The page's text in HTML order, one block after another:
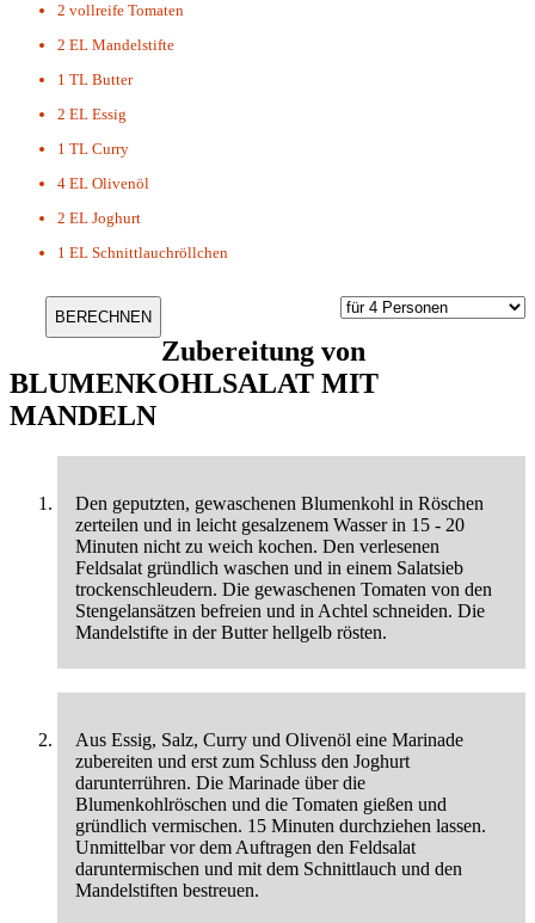
2 vollreife Tomaten
2 EL Mandelstifte
1 TL Butter
2 EL Essig
1 TL Curry
4 EL Olivenöl
2 EL Joghurt
1 EL Schnittlauchröllchen
Zubereitung von
BLUMENKOHLSALAT MIT
MANDELN
Den geputzten, gewaschenen Blumenkohl in Röschen
zerteilen und in leicht gesalzenem Wasser in 15 - 20
Minuten nicht zu weich kochen. Den verlesenen
Feldsalat gründlich waschen und in einem Salatsieb
trockenschleudern. Die gewaschenen Tomaten von den
Stengelansätzen befreien und in Achtel schneiden. Die
Mandelstifte in der Butter hellgelb rösten.
Aus Essig, Salz, Curry und Olivenöl eine Marinade
zubereiten und erst zum Schluss den Joghurt
darunterrühren. Die Marinade über die
Blumenkohlröschen und die Tomaten gießen und
gründlich vermischen. 15 Minuten durchziehen lassen.
Unmittelbar vor dem Auftragen den Feldsalat
daruntermischen und mit dem Schnittlauch und den
Mandelstiften bestreuen.